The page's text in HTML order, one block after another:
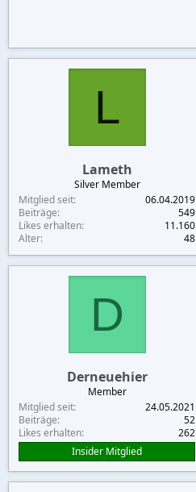
L
Lameth
Silver Member
Mitglied seit
06.04.2019
Beiträge
549
Likes erhalten
11.160
Alter
48
D
Derneuehier
Member
Mitglied seit
24.05.2021
Beiträge
52
Likes erhalten
262
Insider Mitglied